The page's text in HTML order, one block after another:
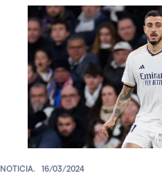
NOTICIA. 16/03/2024